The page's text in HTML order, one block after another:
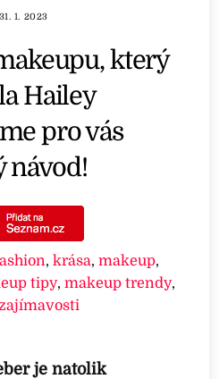
31. 1. 2023
který
Hailey
pro vás
návod!
,krása,makeup,
tipy,makeup trendy,
zajímavosti
je natolik